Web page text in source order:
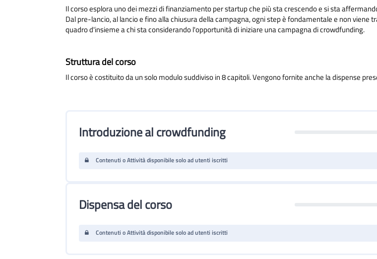
Il corso esplora uno dei mezzi di finanziamento per startup che più sta crescendo e si sta
Dal pre-lancio, al lancio e fino alla chiusura della campagna, ogni step è fondamentale e non viene
quadro d'insieme a chi sta considerando l'opportunità di iniziare una campagna di crowdfunding.
Struttura del corso
Il corso è costituito da un solo modulo suddiviso in 8 capitoli. Vengono fornite anche la dispense
Introduzione al crowdfunding
Contenuti o Attività disponibile solo ad utenti iscritti
Dispensa del corso
Contenuti o Attività disponibile solo ad utenti iscritti